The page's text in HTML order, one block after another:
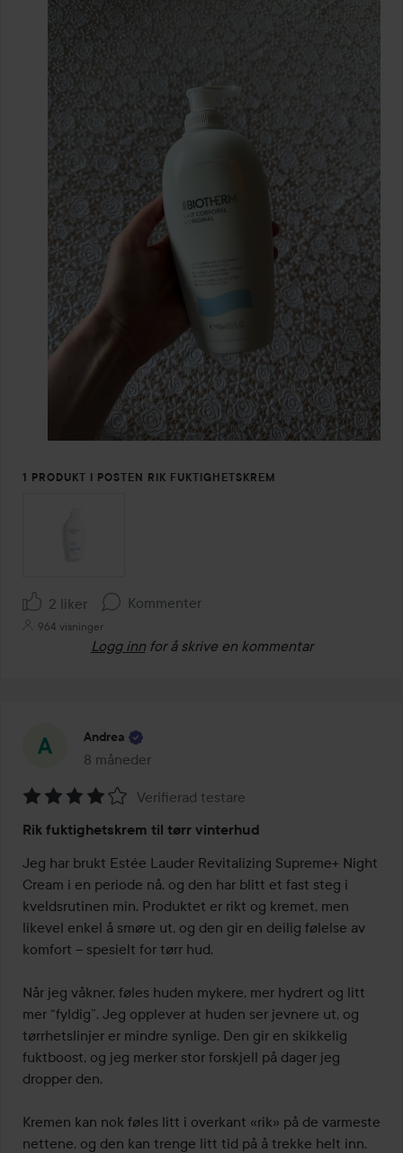
1 PRODUKT I POSTEN RIK FUKTIGHETSKREM
2 liker Kommenter
964 visninger
Logg inn for å skrive en kommentar
Andrea
8 måneder
Innlegget ble opprettet 8 måneder
4
av
5
Verifierad testare
Rik fuktighetskrem til tørr vinterhud
Jeg har brukt Estée Lauder Revitalizing Supreme+ Night
Cream i en periode nå, og den har blitt et fast steg i
kveldsrutinen min. Produktet er rikt og kremet, men
likevel enkel å smøre ut, og den gir en deilig følelse av
komfort – spesielt for tørr hud.
Når jeg våkner, føles huden mykere, mer hydrert og litt
mer “fyldig”. Jeg opplever at huden ser jevnere ut, og
tørrhetslinjer er mindre synlige. Den gir en skikkelig
fuktboost, og jeg merker stor forskjell på dager jeg
dropper den.
Kremen kan nok føles litt i overkant «rik» på de varmeste
nettene, og den kan trenge litt tid på å trekke helt inn.